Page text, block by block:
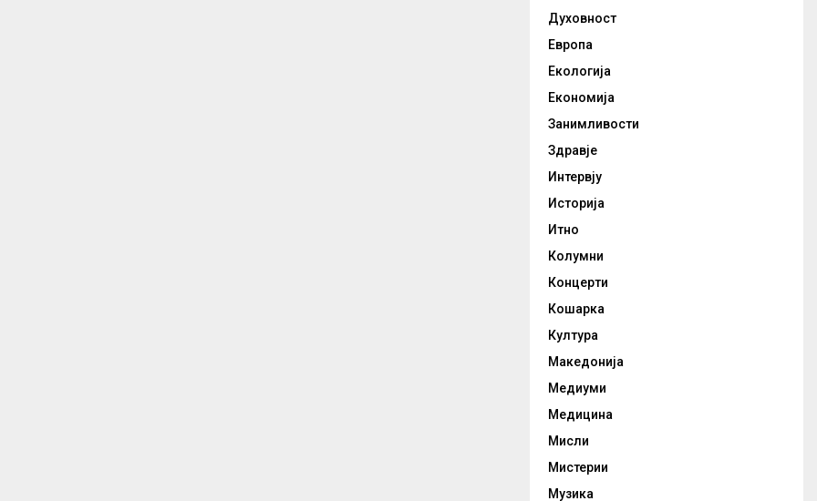
Духовност
Европа
Екологија
Економија
Занимливости
Здравје
Интервју
Историја
Итно
Колумни
Концерти
Кошарка
Култура
Македонија
Медиуми
Медицина
Мисли
Мистерии
Музика